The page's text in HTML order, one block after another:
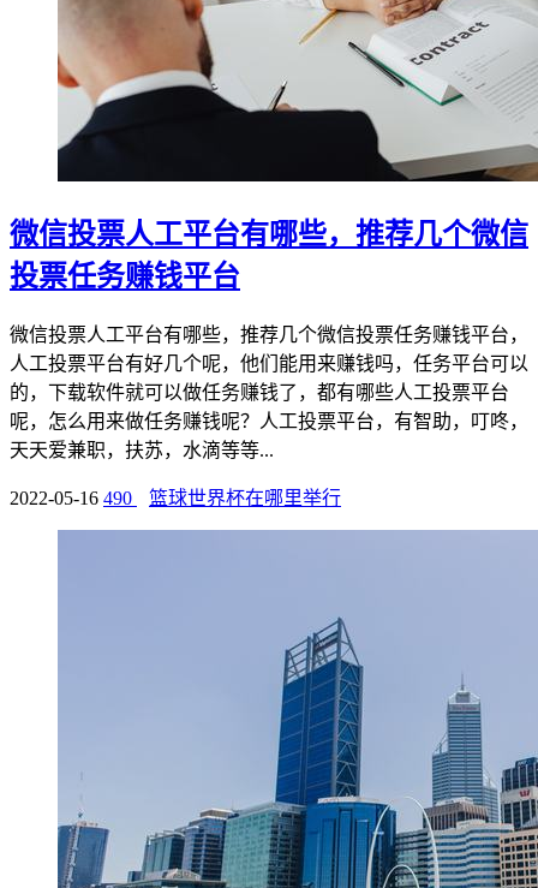
微信投票人工平台有哪些，推荐几个微信
投票任务赚钱平台
微信投票人工平台有哪些，推荐几个微信投票任务赚钱平台，
人工投票平台有好几个呢，他们能用来赚钱吗，任务平台可以
的，下载软件就可以做任务赚钱了，都有哪些人工投票平台
呢，怎么用来做任务赚钱呢？人工投票平台，有智助，叮咚，
天天爱兼职，扶苏，水滴等等...
2022-05-16 490 篮球世界杯在哪里举行